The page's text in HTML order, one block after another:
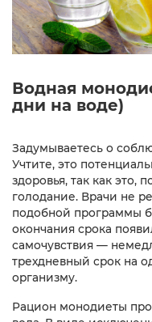
Водная
дни на воде)
Задумываетесь о
Учтите, это
здоровья, так как это,
голодание. Врачи не
подобной программы
окончания срока
самочувствия —
трехдневный срок на
организму.
Рацион монодиеты